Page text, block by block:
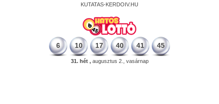
KUTATAS-KERDOIV.HU
6 10 17 40 41 45
31. hét ,augusztus 2., vasárnap